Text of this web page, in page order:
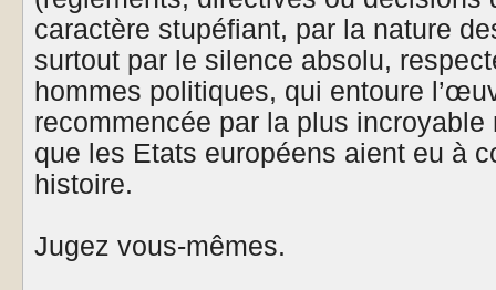
caractère stupéfiant, par la nature
surtout par le silence absolu,
hommes politiques, qui entoure
recommencée par la plus
que les Etats européens aient eu à
histoire.
Jugez vous-mêmes.